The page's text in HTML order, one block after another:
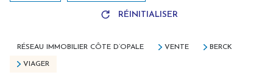
RÉINITIALISER
RÉSEAU IMMOBILIER CÔTE D’OPALE VENTE BERCK
VIAGER